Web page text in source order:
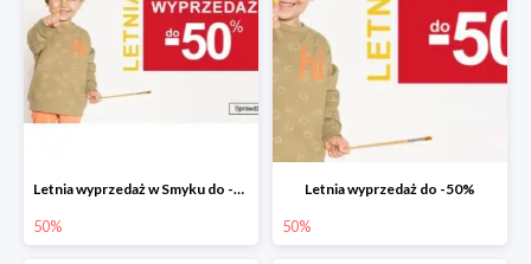
Letnia wyprzedaż w Smyku do -50%
50%
Letnia wyprzedaż do -50%
50%